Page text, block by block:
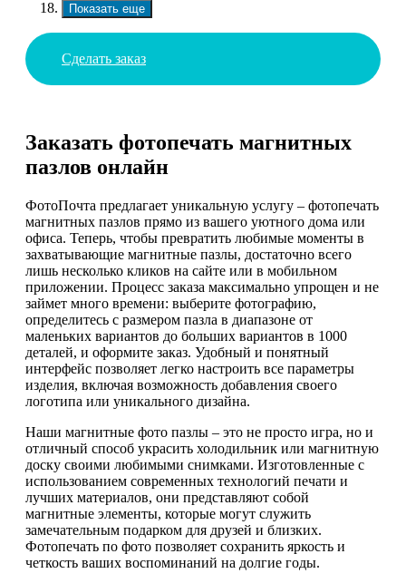
Показать еще
Сделать заказ
Заказать фотопечать магнитных
пазлов онлайн
ФотоПочта предлагает уникальную услугу – фотопечать
магнитных пазлов прямо из вашего уютного дома или
офиса. Теперь, чтобы превратить любимые моменты в
захватывающие магнитные пазлы, достаточно всего
лишь несколько кликов на сайте или в мобильном
приложении. Процесс заказа максимально упрощен и не
займет много времени: выберите фотографию,
определитесь с размером пазла в диапазоне от
маленьких вариантов до больших вариантов в 1000
деталей, и оформите заказ. Удобный и понятный
интерфейс позволяет легко настроить все параметры
изделия, включая возможность добавления своего
логотипа или уникального дизайна.
Наши магнитные фото пазлы – это не просто игра, но и
отличный способ украсить холодильник или магнитную
доску своими любимыми снимками. Изготовленные с
использованием современных технологий печати и
лучших материалов, они представляют собой
магнитные элементы, которые могут служить
замечательным подарком для друзей и близких.
Фотопечать по фото позволяет сохранить яркость и
четкость ваших воспоминаний на долгие годы.